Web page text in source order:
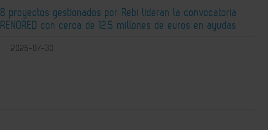
8 proyectos gestionados por Rebi lideran la convocatoria
RENORED con cerca de 12,5 millones de euros en ayudas
2026-07-30